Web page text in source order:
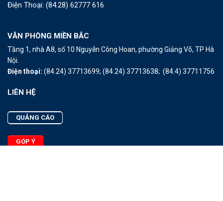
Điện Thoại: (84.28) 62777 616
VĂN PHÒNG MIỀN BẮC
Tầng 1, nhà A8, số 10 Nguyễn Công Hoan, phường Giảng Võ, TP Hà
Nội.
Điện thoại: (84.24) 37713699; (84.24) 37713638; (84.4) 37711756
LIÊN HỆ
QUẢNG CÁO
GÓP Ý